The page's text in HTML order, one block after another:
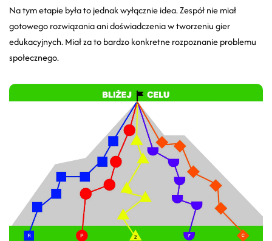
Na tym etapie była to jednak wyłącznie idea. Zespół nie miał
gotowego rozwiązania ani doświadczenia w tworzeniu gier
edukacyjnych. Miał za to bardzo konkretne rozpoznanie problemu
społecznego.